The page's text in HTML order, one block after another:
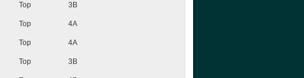
Top 3B
Top 4A
Top 4A
Top 3B